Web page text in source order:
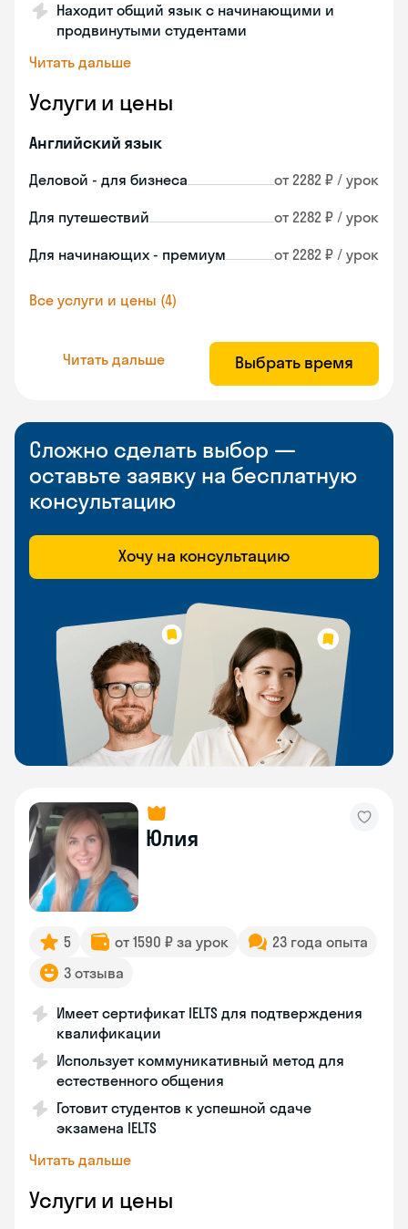
Находит общий язык с начинающими и
продвинутыми студентами
Читать дальше
Услуги и цены
Английский язык
Деловой - для бизнеса от 2282 ₽ / урок
Для путешествий от 2282 ₽ / урок
Для начинающих - премиум от 2282 ₽ / урок
Все услуги и цены (4)
Читать дальше Выбрать время
Сложно сделать выбор —
оставьте заявку на бесплатную
консультацию
Хочу на консультацию
Юлия
5 от 1590 ₽ за урок
23 года опыта
3 отзыва
Имеет сертификат IELTS для подтверждения
квалификации
Использует коммуникативный метод для
естественного общения
Готовит студентов к успешной сдаче
экзамена IELTS
Читать дальше
Услуги и цены